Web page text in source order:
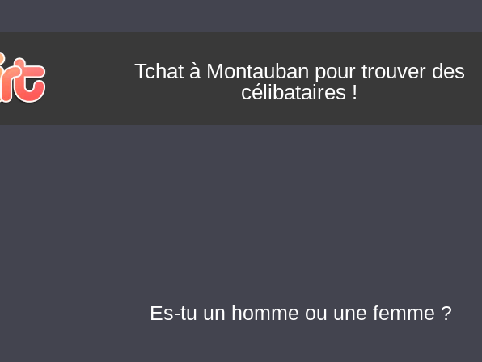
Tchat à Montauban pour trouver des
célibataires !
Es-tu un homme ou une femme ?